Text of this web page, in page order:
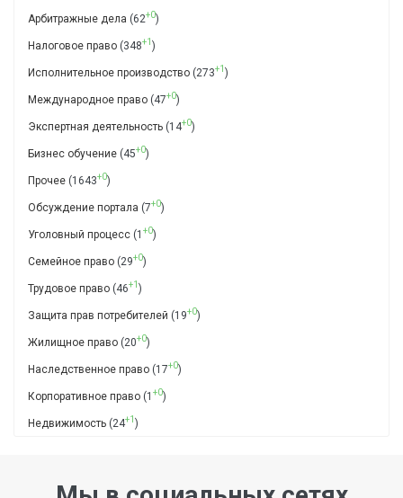
Арбитражные дела (62+0)
Налоговое право (348+1 )
Исполнительное производство (273+1 )
Международное право (47+0)
Экспертная деятельность (14+0)
Бизнес обучение (45+0)
Прочее (1643+0)
Обсуждение портала (7+0)
Уголовный процесс (1 +0)
Семейное право (29+0)
Трудовое право (46+1 )
Защита прав потребителей (19+0)
Жилищное право (20+0)
Наследственное право (17+0)
Корпоративное право (1 +0)
Недвижимость (24+1 )